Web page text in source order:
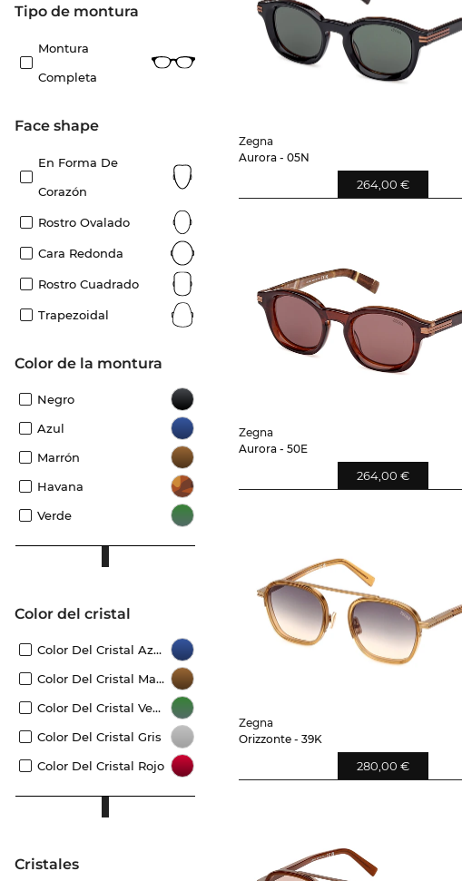
Tipo de montura
Montura
Completa
Face shape
En Forma De
Corazón
Rostro Ovalado
Cara Redonda
Rostro Cuadrado
Trapezoidal
Color de la montura
Negro
Azul
Marrón
Havana
Verde
Color del cristal
Color Del Cristal Azul
Color Del Cristal Marrón
Color Del Cristal Verde
Color Del Cristal Gris
Color Del Cristal Rojo
Cristales
Zegna
Aurora - 05N
264,00 €
Zegna
Aurora - 50E
264,00 €
Zegna
Orizzonte - 39K
280,00 €